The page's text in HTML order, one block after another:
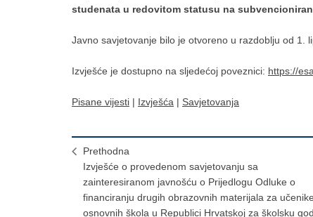
studenata u redovitom statusu na
Javno savjetovanje bilo je otvoreno u razdoblju od 1.
Izvješće je dostupno na sljedećoj poveznici: https://
Pisane vijesti | Izvješća | Savjetovanja
Prethodna
Izvješće o provedenom savjetovanju sa
zainteresiranom javnošću o Prijedlogu Odluke o
financiranju drugih obrazovnih materijala za učenike
osnovnih škola u Republici Hrvatskoj za školsku